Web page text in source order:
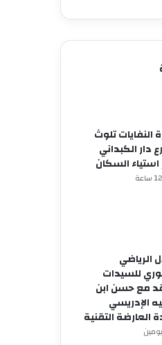
النفايات تلوث
دار الكبداني
استياء السكان
الرياضي
للسيدات
مع حسن ابن
الإدريسي
العارضة التقنية